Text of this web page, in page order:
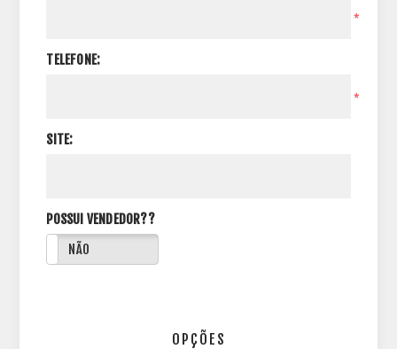
*
TELEFONE:
*
SITE:
POSSUI VENDEDOR??
NÃO
OPÇÕES